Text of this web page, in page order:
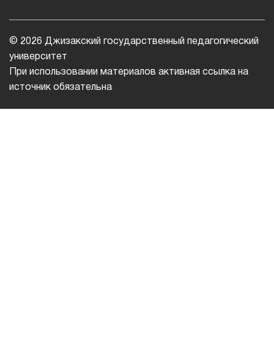
© 2026 Джизакский государственный педагогический
университет
При использовании материалов активная ссылка на
источник обязательна